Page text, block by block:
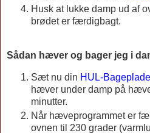
Husk at lukke damp ud af
brødet er færdigbagt.
Sådan hæver og bager jeg i
Sæt nu din HUL-Bageplade
hæver under damp på
minutter.
Når hæveprogrammet er
ovnen til 230 grader